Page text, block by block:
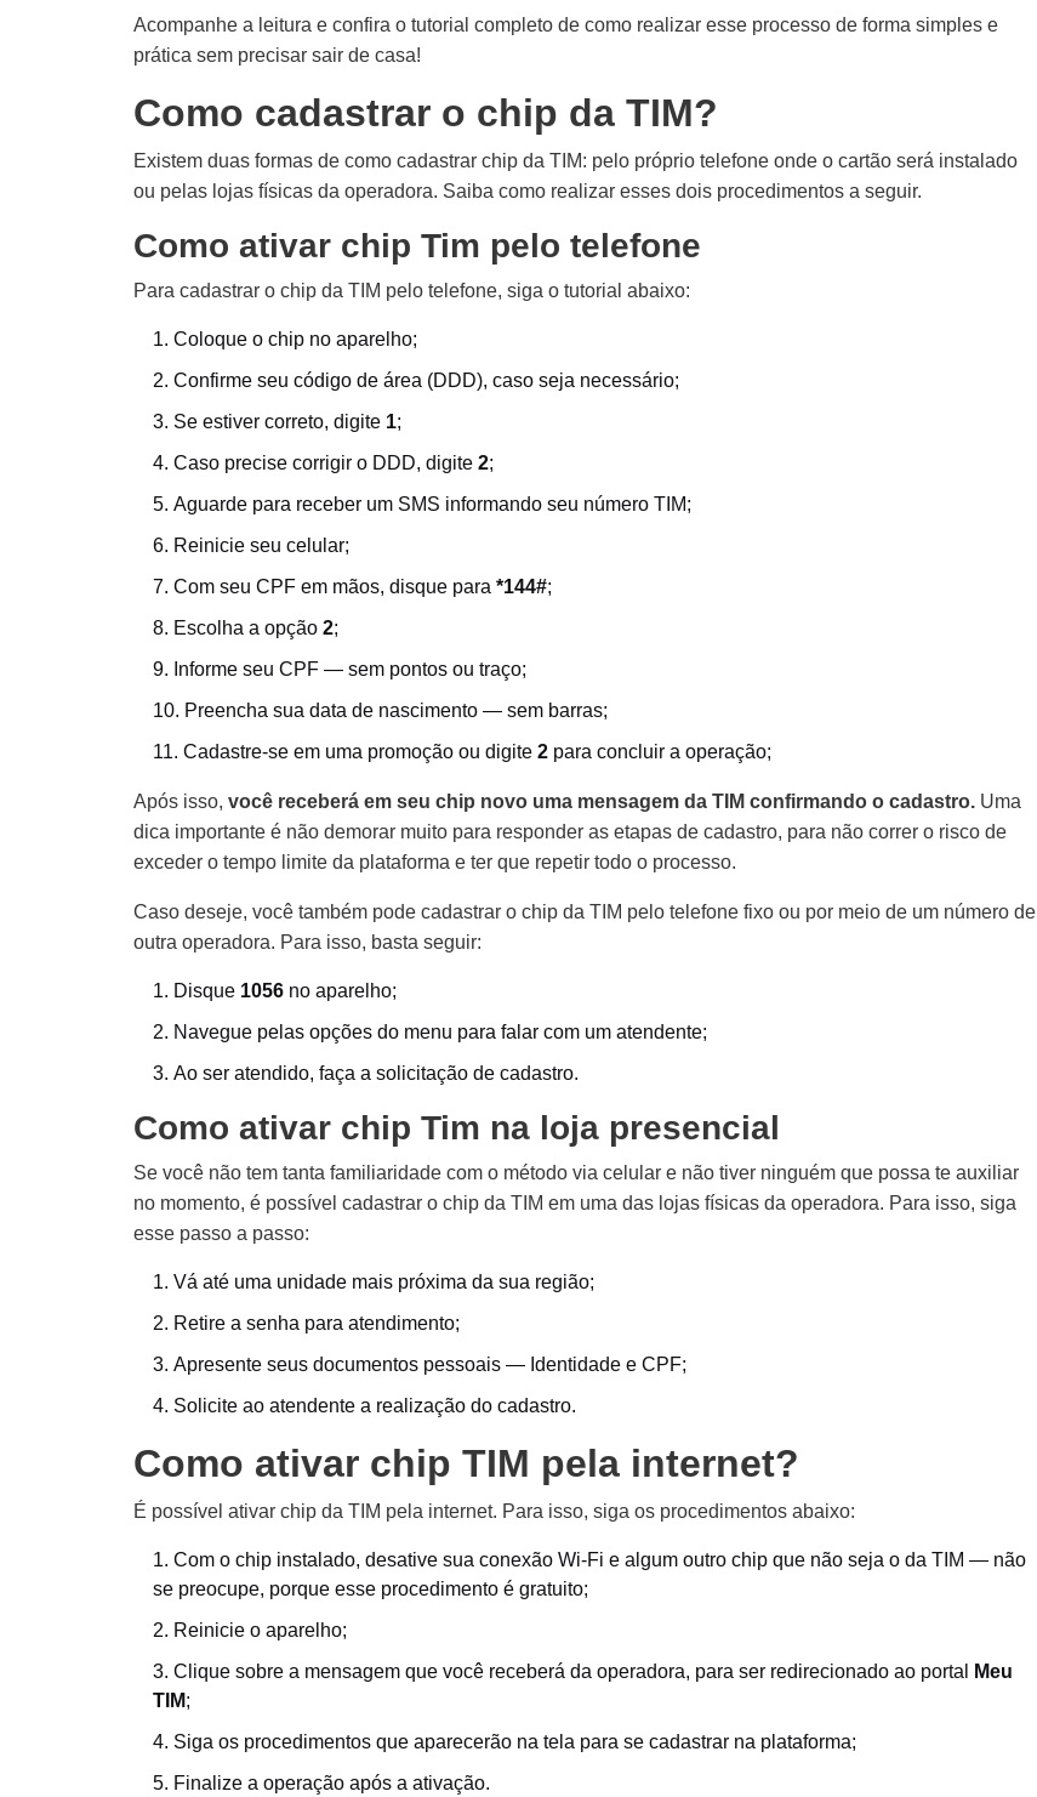
Acompanhe a leitura e confira o tutorial completo de como realizar esse processo de forma simples e
prática sem precisar sair de casa!
Como cadastrar o chip da TIM?
Existem duas formas de como cadastrar chip da TIM: pelo próprio telefone onde o cartão será instalado
ou pelas lojas físicas da operadora. Saiba como realizar esses dois procedimentos a seguir.
Como ativar chip Tim pelo telefone
Para cadastrar o chip da TIM pelo telefone, siga o tutorial abaixo:
Coloque o chip no aparelho;
Confirme seu código de área (DDD), caso seja necessário;
Se estiver correto, digite 1;
Caso precise corrigir o DDD, digite 2;
Aguarde para receber um SMS informando seu número TIM;
Reinicie seu celular;
Com seu CPF em mãos, disque para *144#;
Escolha a opção 2;
Informe seu CPF — sem pontos ou traço;
Preencha sua data de nascimento — sem barras;
Cadastre-se em uma promoção ou digite 2 para concluir a operação;
Após isso, você receberá em seu chip novo uma mensagem da TIM confirmando o cadastro. Uma
dica importante é não demorar muito para responder as etapas de cadastro, para não correr o risco de
exceder o tempo limite da plataforma e ter que repetir todo o processo.
Caso deseje, você também pode cadastrar o chip da TIM pelo telefone fixo ou por meio de um número de
outra operadora. Para isso, basta seguir:
Disque 1056 no aparelho;
Navegue pelas opções do menu para falar com um atendente;
Ao ser atendido, faça a solicitação de cadastro.
Como ativar chip Tim na loja presencial
Se você não tem tanta familiaridade com o método via celular e não tiver ninguém que possa te auxiliar
no momento, é possível cadastrar o chip da TIM em uma das lojas físicas da operadora. Para isso, siga
esse passo a passo:
Vá até uma unidade mais próxima da sua região;
Retire a senha para atendimento;
Apresente seus documentos pessoais — Identidade e CPF;
Solicite ao atendente a realização do cadastro.
Como ativar chip TIM pela internet?
É possível ativar chip da TIM pela internet. Para isso, siga os procedimentos abaixo:
Com o chip instalado, desative sua conexão Wi-Fi e algum outro chip que não seja o da TIM — não
se preocupe, porque esse procedimento é gratuito;
Reinicie o aparelho;
Clique sobre a mensagem que você receberá da operadora, para ser redirecionado ao portal
Meu
TIM;
Siga os procedimentos que aparecerão na tela para se cadastrar na plataforma;
Finalize a operação após a ativação.